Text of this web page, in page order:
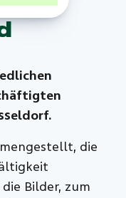
die
Bilder, zum